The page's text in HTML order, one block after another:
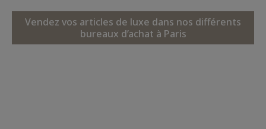
Vendez vos articles de luxe dans nos différents
bureaux d’achat à Paris